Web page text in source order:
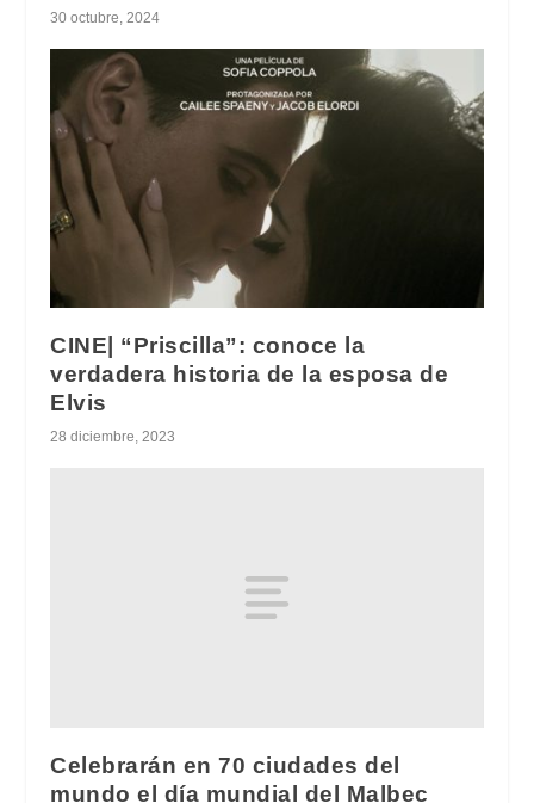
30 octubre, 2024
CINE| “Priscilla”: conoce la
verdadera historia de la esposa de
Elvis
28 diciembre, 2023
Celebrarán en 70 ciudades del
mundo el día mundial del Malbec